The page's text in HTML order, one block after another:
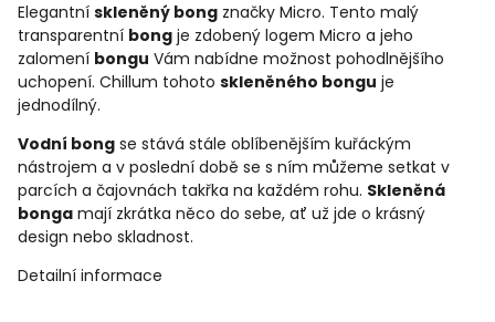
Elegantní skleněný bong značky Micro. Tento malý
transparentní bong je zdobený logem Micro a jeho
zalomení bongu Vám nabídne možnost pohodlnějšího
uchopení. Chillum tohoto skleněného bongu je
jednodílný.
Vodní bong se stává stále oblíbenějším kuřáckým
nástrojem a v poslední době se s ním můžeme setkat v
parcích a čajovnách takřka na každém rohu. Skleněná
bonga mají zkrátka něco do sebe, ať už jde o krásný
design nebo skladnost.
Detailní informace